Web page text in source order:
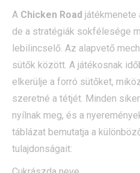
A Chicken Road
de a stratégiák sokfélesége
lebilincselő. Az alapvető
sütők között. A játékosnak
elkerülje a forró sütőket,
szeretné a tétjét. Minden
nyílnak meg, és a
táblázat bemutatja a
tulajdonságait: